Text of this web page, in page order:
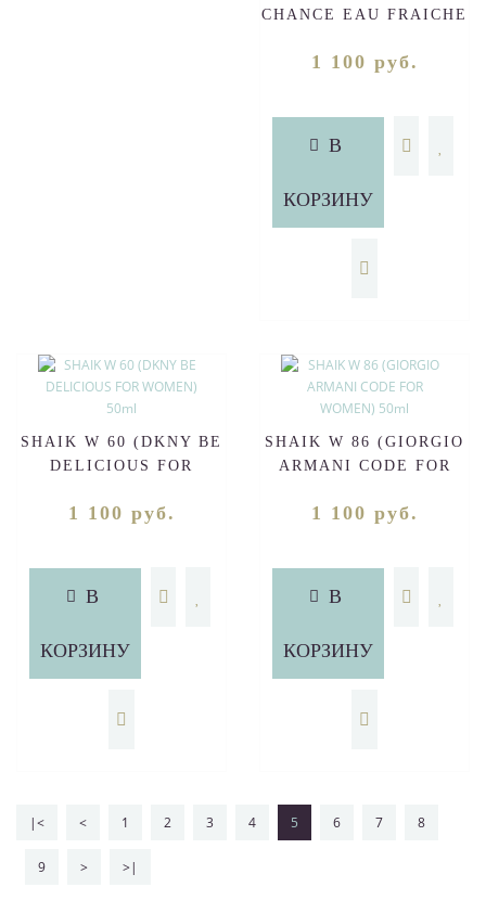
CHANCE EAU FRAICHE
1 100 руб.
В
КОРЗИНУ
SHAIK W 60 (DKNY BE
DELICIOUS FOR
1 100 руб.
В
КОРЗИНУ
SHAIK W 86 (GIORGIO
ARMANI CODE FOR
1 100 руб.
В
КОРЗИНУ
|< < 1 2 3 4 5 6 7 8
9 > >|